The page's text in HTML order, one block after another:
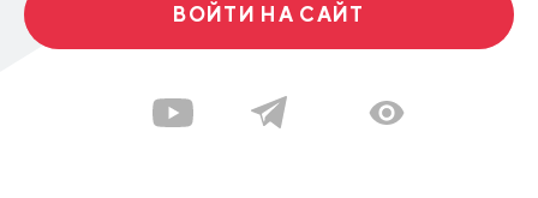
ВОЙТИ НА САЙТ